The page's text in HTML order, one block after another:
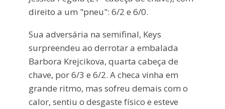
direito a um "pneu": 6/2 e 6/0.
Sua adversária na semifinal, Keys
surpreendeu ao derrotar a embalada
Barbora Krejcikova, quarta cabeça de
chave, por 6/3 e 6/2. A checa vinha em
grande ritmo, mas sofreu demais com o
calor, sentiu o desgaste físico e esteve